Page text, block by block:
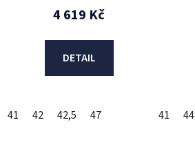
4 619 Kč
DETAIL
41 42 42,5 47 41 44